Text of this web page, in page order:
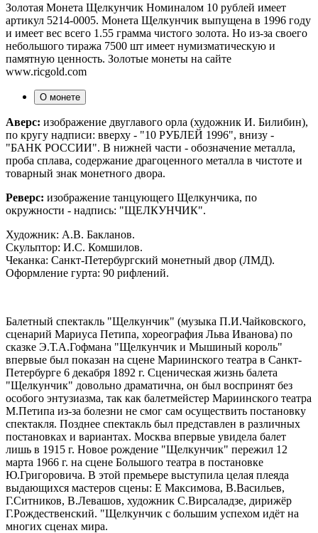
Золотая Монета Щелкунчик Номиналом 10 рублей имеет
артикул 5214-0005. Монета Щелкунчик выпущена в 1996 году
и имеет вес всего 1.55 грамма чистого золота. Но из-за своего
небольшого тиража 7500 шт имеет нумизматическую и
памятную ценность. Золотые монеты на сайте
www.ricgold.com
О монете
Аверс: изображение двуглавого орла (художник И. Билибин),
по кругу надписи: вверху - "10 РУБЛЕЙ 1996", внизу -
"БАНК РОССИИ". В нижней части - обозначение металла,
проба сплава, содержание драгоценного металла в чистоте и
товарный знак монетного двора.
Реверс: изображение танцующего Щелкунчика, по
окружности - надпись: "ЩЕЛКУНЧИК".
Художник: А.В. Бакланов.
Скульптор: И.С. Комшилов.
Чеканка: Санкт-Петербургский монетный двор (ЛМД).
Оформление гурта: 90 рифлений.
Балетный спектакль "Щелкунчик" (музыка П.И.Чайковского,
сценарий Мариуса Петипа, хореография Льва Иванова) по
сказке Э.Т.А.Гофмана "Щелкунчик и Мышиный король"
впервые был показан на сцене Мариинского театра в Санкт-
Петербурге 6 декабря 1892 г. Сценическая жизнь балета
"Щелкунчик" довольно драматична, он был воспринят без
особого энтузиазма, так как балетмейстер Мариинского театра
М.Петипа из-за болезни не смог сам осуществить постановку
спектакля. Позднее спектакль был представлен в различных
постановках и вариантах. Москва впервые увидела балет
лишь в 1915 г. Новое рождение "Щелкунчик" пережил 12
марта 1966 г. на сцене Большого театра в постановке
Ю.Григоровича. В этой премьере выступила целая плеяда
выдающихся мастеров сцены: Е Максимова, В.Васильев,
Г.Ситников, В.Левашов, художник С.Вирсаладзе, дирижёр
Г.Рождественский. "Щелкунчик с большим успехом идёт на
многих сценах мира.